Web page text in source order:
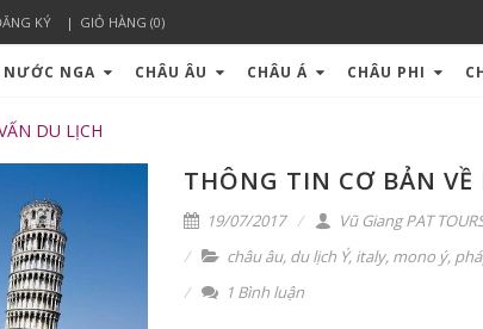
KÝ GIỎ HÀNG (0)
NƯỚC NGA CHÂU ÂU CHÂU Á CHÂU PHI
DU LỊCH
THÔNG TIN CƠ BẢN
19/07/2017
Vũ Giang PAT
châu âu, du lịch Ý, italy, mono ý,
1 Bình luận